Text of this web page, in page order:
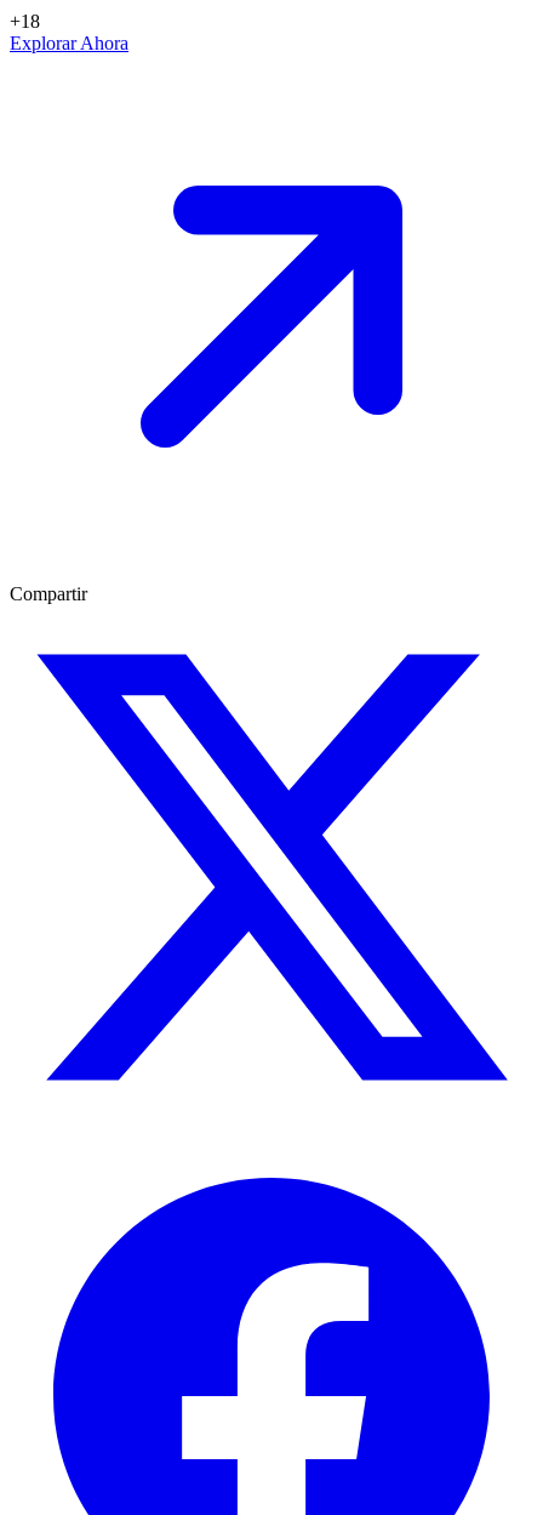
+18
Explorar Ahora
Compartir